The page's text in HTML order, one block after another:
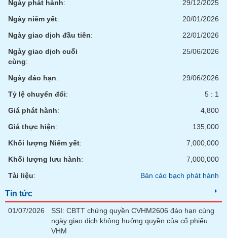
Ngày phát hành:
29/12/2025
Ngày niêm yết:
20/01/2026
Ngày giao dịch đầu tiên:
22/01/2026
Ngày giao dịch cuối
cùng:
25/06/2026
Ngày đáo hạn:
29/06/2026
Tỷ lệ chuyển đổi:
5 : 1
Giá phát hành:
4,800
Giá thực hiện:
135,000
Khối lượng Niêm yết:
7,000,000
Khối lượng lưu hành:
7,000,000
Tài liệu: Bản cáo bạch phát hành
Tin tức
01/07/2026
SSI: CBTT chứng quyền CVHM2606 đáo hạn cùng
ngày giao dịch không hưởng quyền của cổ phiếu
VHM
Công
đầu
tư
Truyền
tài